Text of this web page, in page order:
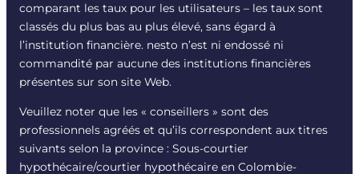
comparant les taux pour les utilisateurs – les taux sont
classés du plus bas au plus élevé, sans égard à
l’institution financière. nesto n’est ni endossé ni
commandité par aucune des institutions financières
présentes sur son site Web.
Veuillez noter que les « conseillers » sont des
professionnels agréés et qu’ils correspondent aux titres
suivants selon la province : Sous-courtier
hypothécaire/courtier hypothécaire en Colombie-